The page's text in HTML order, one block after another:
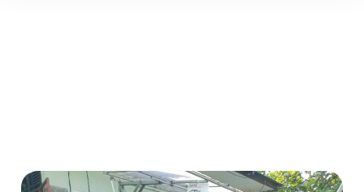
Kunjungan